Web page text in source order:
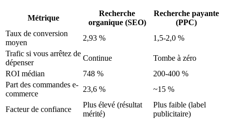
Métrique
Recherche
organique (SEO)
Recherche payante
(PPC)
Taux de conversion
moyen
2,93 %
1,5-2,0 %
Trafic si vous arrêtez de
dépenser
Continue
Tombe à zéro
ROI médian
748 %
200-400 %
Part des commandes e-
commerce
23,6 % ~15 %
Facteur de confiance
Plus élevé (résultat
mérité)
Plus faible (label
publicitaire)